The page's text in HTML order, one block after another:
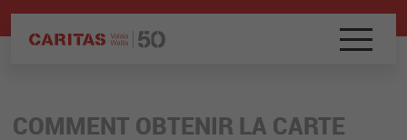
COMMENT OBTENIR LA CARTE